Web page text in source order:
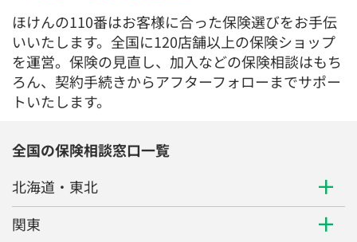
ほけんの110番はお客様に合った保険選びをお手伝
いいたします。全国に120店舗以上の保険ショップ
を運営。保険の見直し、加入などの保険相談はもち
ろん、契約手続きからアフターフォローまでサポー
トいたします。
全国の保険相談窓口一覧
北海道・東北
関東